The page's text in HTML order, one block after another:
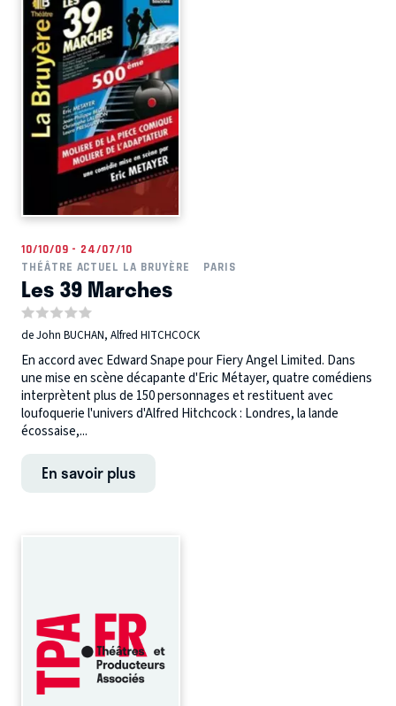
10/10/09 - 24/07/10
THÉÂTRE ACTUEL LA BRUYÈRE
PARIS
Les 39 Marches
de John BUCHAN, Alfred HITCHCOCK
En accord avec Edward Snape pour Fiery Angel Limited. Dans
une mise en scène décapante d'Eric Métayer, quatre comédiens
interprètent plus de 150 personnages et restituent avec
loufoquerie l'univers d'Alfred Hitchcock : Londres, la lande
écossaise,...
En savoir plus